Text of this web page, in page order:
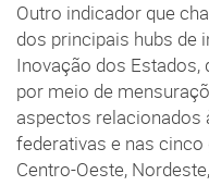
Outro indicador que
dos principais hubs de
Inovação dos Estados,
por meio de
aspectos relacionados
federativas e nas
Centro-Oeste,